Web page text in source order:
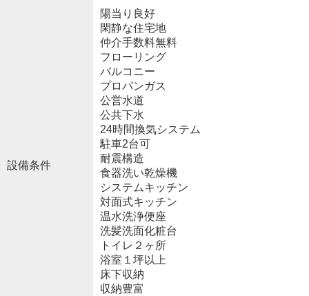
設備条件
陽当り良好
閑静な住宅地
仲介手数料無料
フローリング
バルコニー
プロパンガス
公営水道
公共下水
24時間換気システム
駐車2台可
耐震構造
食器洗い乾燥機
システムキッチン
対面式キッチン
温水洗浄便座
洗髪洗面化粧台
トイレ２ヶ所
浴室１坪以上
床下収納
収納豊富